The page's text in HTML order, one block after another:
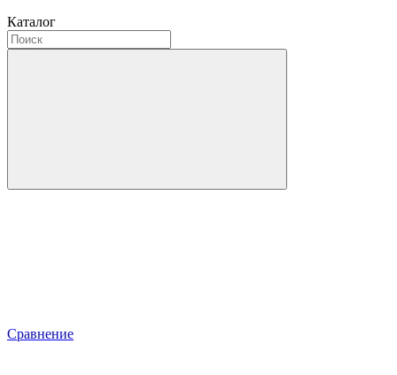
Каталог
Сравнение